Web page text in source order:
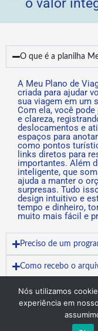
o valor
O que é a planilha
A Meu Plano de
criada para ajudar
sua viagem em um
Com ela, você
e clareza,
deslocamentos e
espaços para
como pontos
links diretos para
importantes. Além
inteligente, que
ajuda a manter o
surpresas. Tudo
design intuitivo e
tempo e dinheiro,
muito mais fácil e
Preciso de um
Como recebo o
A compra é segura?
O calendário é
Nós utilizamos
experiência em